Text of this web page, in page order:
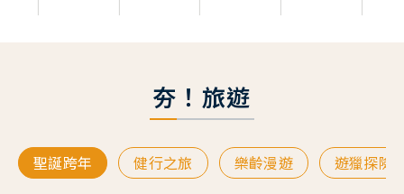
夯！旅遊
聖誕跨年 健行之旅 樂齡漫遊 遊獵探險